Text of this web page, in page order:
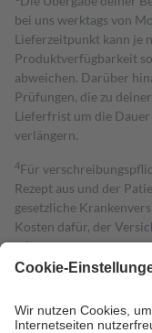
bei uns werktags von
Lieferzeitpunkt kann je
Produktverfügbarkeit
abweichen. Darüber
Prüfungen, die zu
Lieferfrist um die
verlängern.
4Für
Rezept aus und der
gesetzliche
Kosten dafür, der
mit.
Grundsätzlich leisten
höchstens zehn Euro.
Kosten der Leistung zu